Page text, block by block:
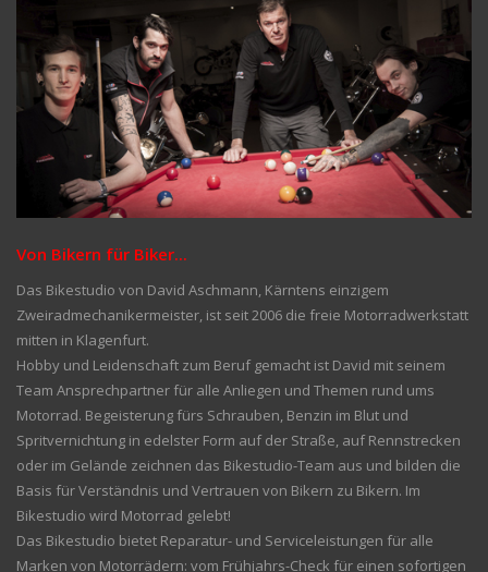
Von Bikern für Biker...
Das Bikestudio von David Aschmann, Kärntens einzigem
Zweiradmechanikermeister, ist seit 2006 die freie Motorradwerkstatt
mitten in Klagenfurt.
Hobby und Leidenschaft zum Beruf gemacht ist David mit seinem
Team Ansprechpartner für alle Anliegen und Themen rund ums
Motorrad. Begeisterung fürs Schrauben, Benzin im Blut und
Spritvernichtung in edelster Form auf der Straße, auf Rennstrecken
oder im Gelände zeichnen das Bikestudio-Team aus und bilden die
Basis für Verständnis und Vertrauen von Bikern zu Bikern. Im
Bikestudio wird Motorrad gelebt!
Das Bikestudio bietet Reparatur- und Serviceleistungen für alle
Marken von Motorrädern: vom Frühjahrs-Check für einen sofortigen